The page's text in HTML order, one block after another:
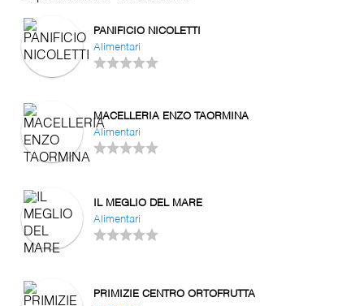
PANIFICIO NICOLETTI
Alimentari
MACELLERIA ENZO TAORMINA
Alimentari
IL MEGLIO DEL MARE
Alimentari
PRIMIZIE CENTRO ORTOFRUTTA